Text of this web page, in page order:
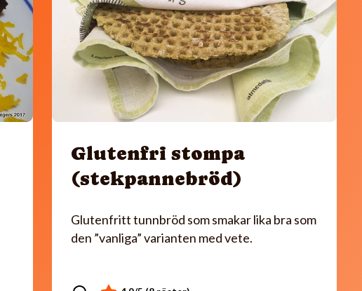
Glutenfri stompa
(stekpannebröd)
Glutenfritt tunnbröd som smakar lika bra som
den ”vanliga” varianten med vete.